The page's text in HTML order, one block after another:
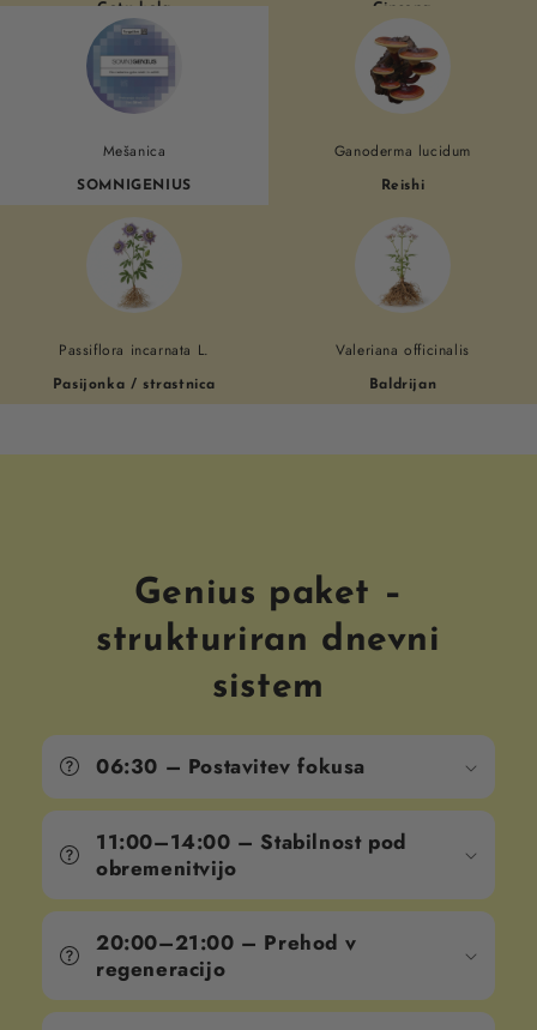
Adaptogenious
Somnigenious
triterpeni
ganoderične
normalni
mentalni
zmogljivosti
Gotu kola Ginseng
Mešanica
SOMNIGENIUS
Ganoderma lucidum
Reishi
Passiflora incarnata L.
Pasijonka / strastnica
Valeriana officinalis
Baldrijan
Genius paket –
strukturiran dnevni
sistem
06:30 – Postavitev fokusa
11:00–14:00 – Stabilnost pod
obremenitvijo
20:00–21:00 – Prehod v
regeneracijo